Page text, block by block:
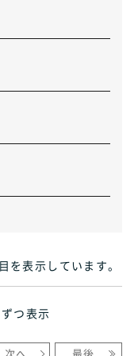
を表示しています。
つ表示